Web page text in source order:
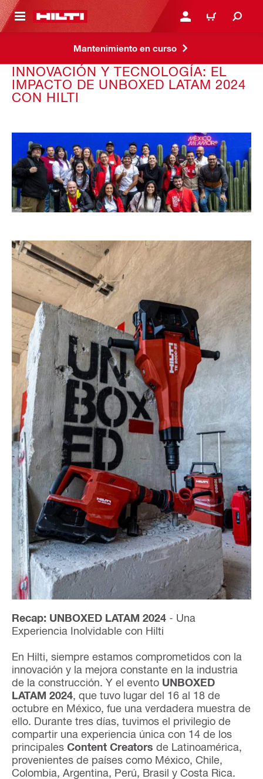
PRINCIPAL INICIE SESIÓN O
CARRITO
Mantenimiento en curso
INNOVACIÓN Y TECNOLOGÍA: EL
IMPACTO DE UNBOXED LATAM 2024
CON HILTI
Recap: UNBOXED LATAM 2024 - Una
Experiencia Inolvidable con Hilti
En Hilti, siempre estamos comprometidos con la
innovación y la mejora constante en la industria
de la construcción. Y el evento UNBOXED
LATAM 2024 , que tuvo lugar del 16 al 18 de
octubre en México, fue una verdadera muestra de
ello. Durante tres días, tuvimos el privilegio de
compartir una experiencia única con 14 de los
principales Content Creators de Latinoamérica,
provenientes de países como México, Chile,
Colombia, Argentina, Perú, Brasil y Costa Rica.